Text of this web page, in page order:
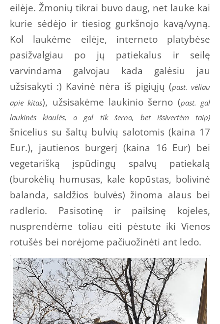
eilėje. Žmonių tikrai buvo daug, net lauke kai
kurie sėdėjo ir tiesiog gurkšnojo kavą/vyną.
Kol laukėme eilėje, interneto platybėse
pasižvalgiau po jų patiekalus ir seilę
varvindama galvojau kada galėsiu jau
užsisakyti :) Kavinė nėra iš pigiųjų (past. vėliau
apie kitas), užsisakėme laukinio šerno (past. gal
laukinės kiaulės, o gal tik šerno, bet išsivertėm taip)
šnicelius su šaltų bulvių salotomis (kaina 17
Eur.), jautienos burgerį (kaina 16 Eur) bei
vegetarišką įspūdingų spalvų patiekalą
(burokėlių humusas, kale kopūstas, bolivinė
balanda, saldžios bulvės) žinoma alaus bei
radlerio. Pasisotinę ir pailsinę kojeles,
nusprendėme toliau eiti pėstute iki Vienos
rotušės bei norėjome pačiuožinėti ant ledo.